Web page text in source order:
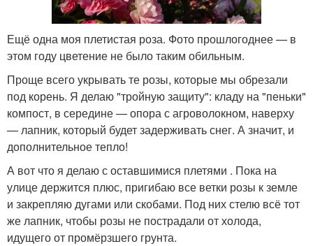
Ещё одна моя плетистая роза. Фото прошлогоднее — в
этом году цветение не было таким обильным.
Проще всего укрывать те розы, которые мы обрезали
под корень. Я делаю "тройную защиту": кладу на "пеньки"
компост, в середине — опора с агроволокном, наверху
— лапник, который будет задерживать снег. А значит, и
дополнительное тепло!
А вот что я делаю с оставшимися плетями . Пока на
улице держится плюс, пригибаю все ветки розы к земле
и закрепляю дугами или скобами. Под них стелю всё тот
же лапник, чтобы розы не пострадали от холода,
идущего от промёрзшего грунта.